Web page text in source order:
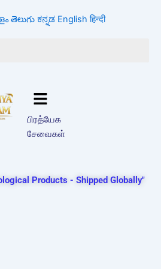
తెలుగు ಕನ್ನಡ English हिन्दी
பிரத்யேக
சேவைகள்
Products - Shipped Globally"